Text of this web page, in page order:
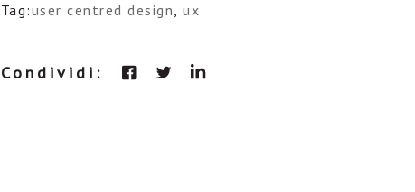
Tag:user centred design,ux
Condividi: